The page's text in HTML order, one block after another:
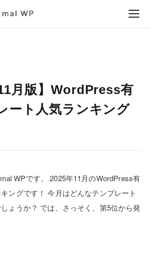
月版】WordPress有
ート人気ランキング
WPです。
2025年11月のWordPress有
ングです！ 今月はどんなテンプレート
ょうか？ では、さっそく、第5位から発